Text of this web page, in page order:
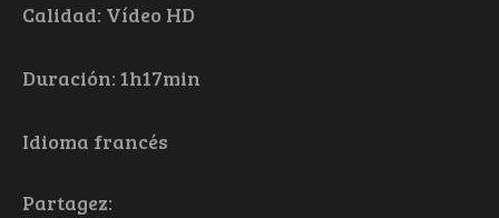
Calidad: Vídeo HD
Duración: 1h17min
Idioma francés
Partagez: